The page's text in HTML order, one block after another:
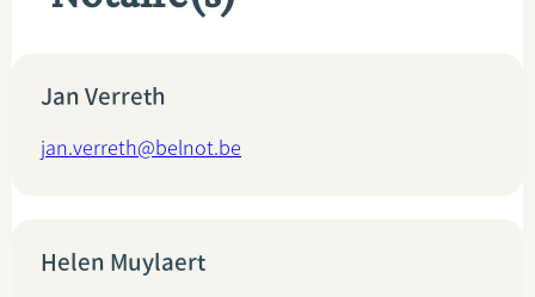
Jan Verreth
jan.verreth@belnot.be
Helen Muylaert